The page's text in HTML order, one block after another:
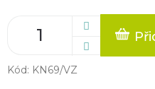
Kód: KN69/VZ